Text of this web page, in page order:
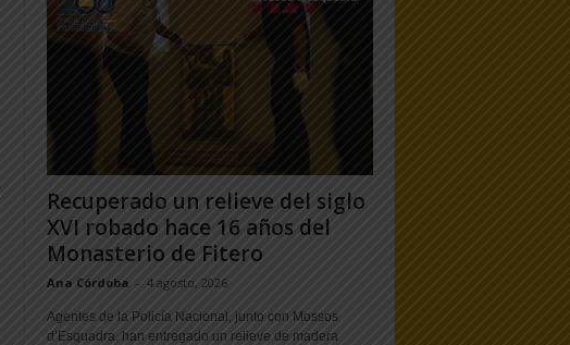
Recuperado un relieve del siglo
XVI robado hace 16 años del
Monasterio de Fitero
Ana Córdoba - 4 agosto, 2026
Agentes de la Policía Nacional, junto con Mossos
d’Esquadra, han entregado un relieve de madera